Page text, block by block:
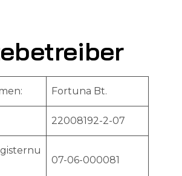
Fortuna Bt.
22008192-2-07
07-06-000081